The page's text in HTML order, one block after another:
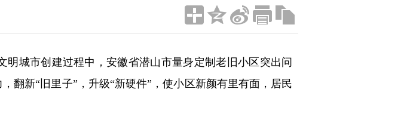
市创建过程中，安徽省潜山市量身定制老旧小区突出问
翻新“旧里子”，升级“新硬件”，使小区新颜有里有面，居民